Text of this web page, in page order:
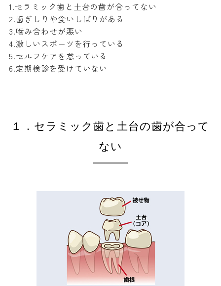
1.セラミック歯と土台の歯が合ってない
2.歯ぎしりや食いしばりがある
3.噛み合わせが悪い
4.激しいスポーツを行っている
5.セルフケアを怠っている
6.定期検診を受けていない
１．セラミック歯と土台の歯が合って
ない